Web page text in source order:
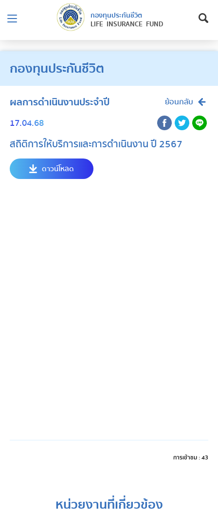
กองทุนประกันชีวิต
LIFE INSURANCE FUND
กองทุนประกันชีวิต
ผลการดำเนินงานประจำปี ย้อนกลับ
17.04.68
สถิติการให้บริการและการดำเนินงาน ปี 2567
ดาวน์โหลด
การเข้าชม : 43
หน่วยงานที่เกี่ยวข้อง